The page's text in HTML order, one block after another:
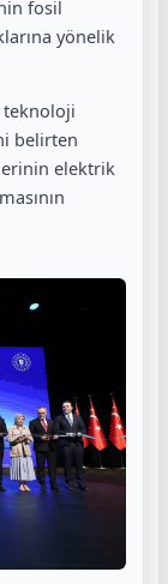
fosil
yönelik
teknoloji
belirten
elektrik